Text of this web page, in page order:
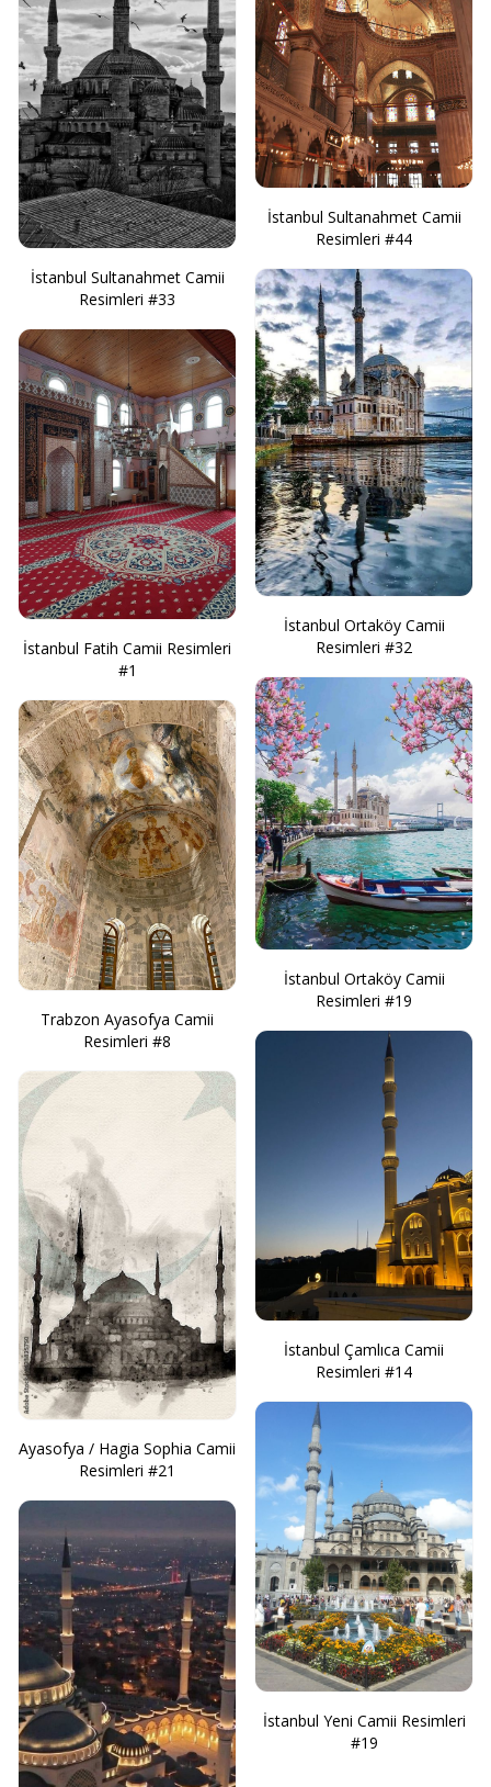
İstanbul Sultanahmet Camii
Resimleri #33
İstanbul Fatih Camii Resimleri
#1
Trabzon Ayasofya Camii
Resimleri #8
Ayasofya / Hagia Sophia Camii
Resimleri #21
İstanbul Sultanahmet Camii
Resimleri #44
İstanbul Ortaköy Camii
Resimleri #32
İstanbul Ortaköy Camii
Resimleri #19
İstanbul Çamlıca Camii
Resimleri #14
İstanbul Yeni Camii Resimleri
#19